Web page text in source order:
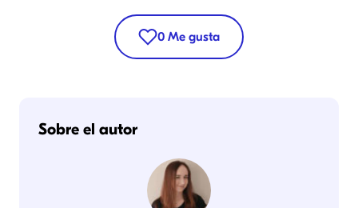
0 Me gusta
Sobre el autor